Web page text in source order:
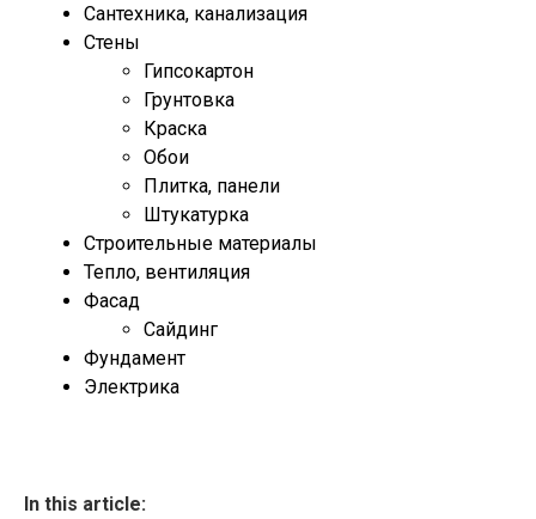
Сантехника, канализация
Стены
Гипсокартон
Грунтовка
Краска
Обои
Плитка, панели
Штукатурка
Строительные материалы
Тепло, вентиляция
Фасад
Сайдинг
Фундамент
Электрика
In this article: